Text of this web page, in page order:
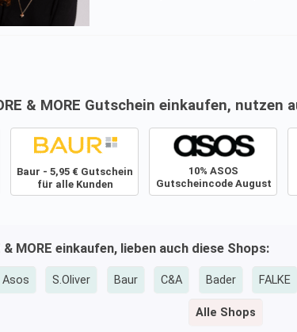
& MORE Gutschein einkaufen, nutzen
Baur - 5,95 € Gutschein
für alle Kunden
10% ASOS
Gutscheincode August
2026
& MORE einkaufen, lieben auch diese Shops:
Asos S.Oliver Baur C&A Bader FALKE
Alle Shops